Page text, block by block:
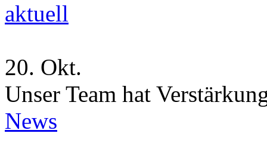
aktuell
20. Okt.
Unser Team hat
News